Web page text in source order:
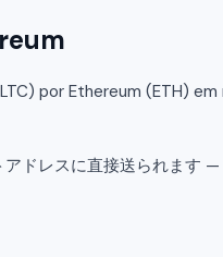
por Ethereum (ETH)
ドレスに直接送られます —